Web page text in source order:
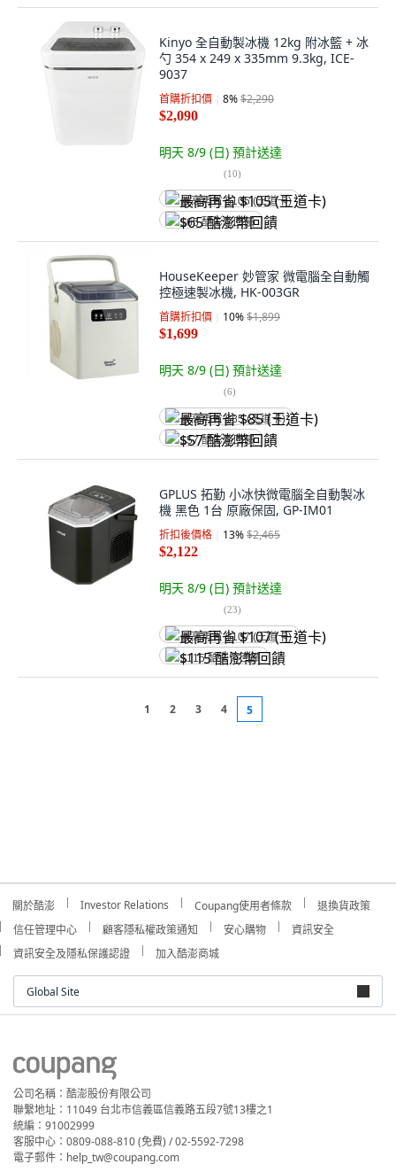
Kinyo 全自動製冰機 12kg 附冰籃 + 冰
勺 354 x 249 x 335mm 9.3kg, ICE-
9037
首購折扣價 8%$2,290
$2,090
明天 8/9 (日) 預計送達
(10)
最高再省 $105 (王道卡)
$65 酷澎幣回饋
HouseKeeper 妙管家 微電腦全自動觸
控極速製冰機, HK-003GR
首購折扣價 10%$1,899
$1,699
明天 8/9 (日) 預計送達
(6)
最高再省 $85 (王道卡)
$57 酷澎幣回饋
GPLUS 拓勤 小冰快微電腦全自動製冰
機 黑色 1台 原廠保固, GP-IM01
折扣後價格 13%$2,465
$2,122
明天 8/9 (日) 預計送達
(23)
最高再省 $107 (王道卡)
$115 酷澎幣回饋
1 2 3 4 5
關於酷澎 Investor Relations Coupang使用者條款
退換貨政策
信任管理中心
顧客隱私權政策通知 安心購物
資訊安全
資訊安全及隱私保護認證
加入酷澎商城
Global Site
公司名稱：酷澎股份有限公司
聯繫地址：11049 台北市信義區信義路五段7號13樓之1
統編：91002999
客服中心：0809-088-810 (免費) / 02-5592-7298
電子郵件：help_tw@coupang.com